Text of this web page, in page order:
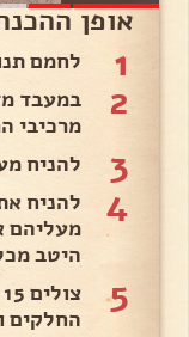
אופן
1 לחמם תנור ל-
2
במעבד
מרכיבי
3 להניח
4
להניח
מעליהם
היטב
5
החלקים